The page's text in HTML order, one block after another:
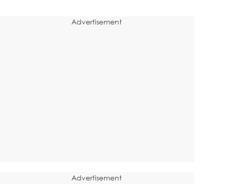
Advertisement
Advertisement